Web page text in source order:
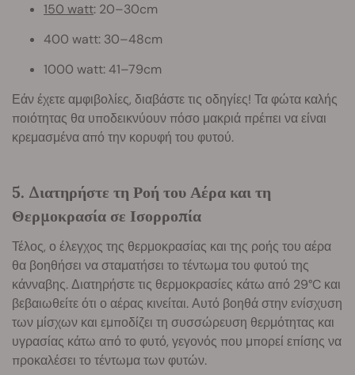
150 watt: 20–30cm
400 watt: 30–48cm
1000 watt: 41–79cm
Εάν έχετε αμφιβολίες, διαβάστε τις οδηγίες! Τα φώτα καλής
ποιότητας θα υποδεικνύουν πόσο μακριά πρέπει να είναι
κρεμασμένα από την κορυφή του φυτού.
5. Διατηρήστε τη Ροή του Αέρα και τη
Θερμοκρασία σε Ισορροπία
Τέλος, ο έλεγχος της θερμοκρασίας και της ροής του αέρα
θα βοηθήσει να σταματήσει το τέντωμα του φυτού της
κάνναβης. Διατηρήστε τις θερμοκρασίες κάτω από 29°C και
βεβαιωθείτε ότι ο αέρας κινείται. Αυτό βοηθά στην ενίσχυση
των μίσχων και εμποδίζει τη συσσώρευση θερμότητας και
υγρασίας κάτω από το φυτό, γεγονός που μπορεί επίσης να
προκαλέσει το τέντωμα των φυτών.